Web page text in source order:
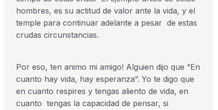
hombres, es su actitud de valor ante la vida, y el
temple para continuar adelante a pesar de estas
crudas circunstancias.
Por eso, ten animo mi amigo! Alguien dijo que “En
cuanto hay vida, hay esperanza”. Yo te digo que
en cuanto respires y tengas aliento de vida, en
cuanto tengas la capacidad de pensar, si